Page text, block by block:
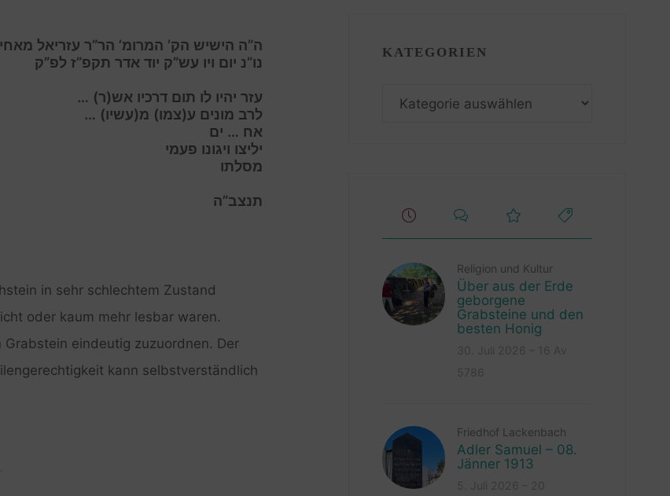
ה”ה הישיש הק’ המרומ’ הר”ר עזריאל
נו”נ יום ויו עש”ק יוד אדר תקפ”ז לפ”ק
עזר יהיו לו תום דרכיו אש(ר) …
לרב מונים ע(צמו) מ(עשיו) …
אח … ים
יליצו ויגונו פעמי
מסלתו
תנצב”ה
in sehr schlechtem Zustand
oder kaum mehr lesbar waren.
eindeutig zuzuordnen. Der
kann selbstverständlich
KATEGORIEN
Religion und Kultur
Über aus der Erde
geborgene
Grabsteine und den
besten Honig
Friedhof Lackenbach
Adler Samuel – 08.
Jänner 1913